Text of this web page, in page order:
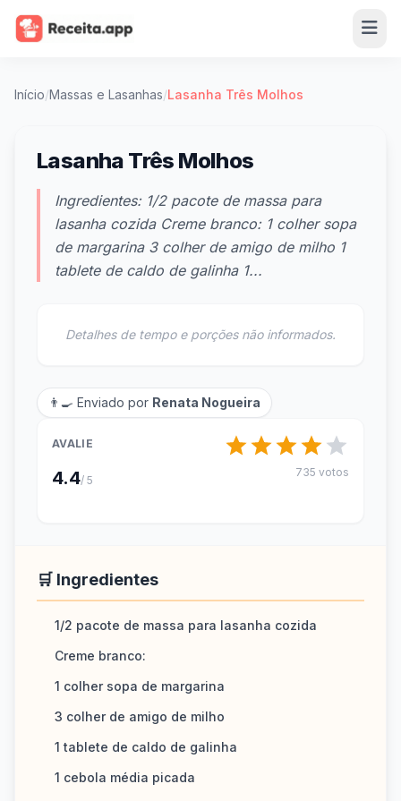
Início/Massas e Lasanhas/Lasanha Três Molhos
Lasanha Três Molhos
Ingredientes: 1/2 pacote de massa para
lasanha cozida Creme branco: 1 colher sopa
de margarina 3 colher de amigo de milho 1
tablete de caldo de galinha 1...
Detalhes de tempo e porções não informados.
👨‍🍳 Enviado por Renata Nogueira
AVALIE
4.4/ 5
735 votos
🛒 Ingredientes
1/2 pacote de massa para lasanha cozida
Creme branco:
1 colher sopa de margarina
3 colher de amigo de milho
1 tablete de caldo de galinha
1 cebola média picada